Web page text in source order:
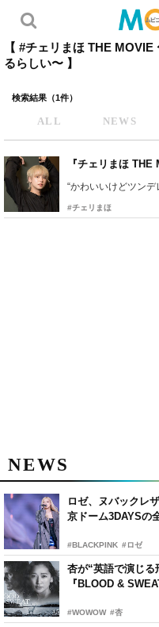
【 #チェリまほ THE
るらしい〜 】
検索結果（1件）
ALL NEWS
『チェリまほ
#チェリまほ
NEWS
ロゼ、ヌバックレ
京ドーム3DAYSの
#BLACKPINK #ロゼ
杏が“英語で演じ
『BLOOD &
#WOWOW #杏